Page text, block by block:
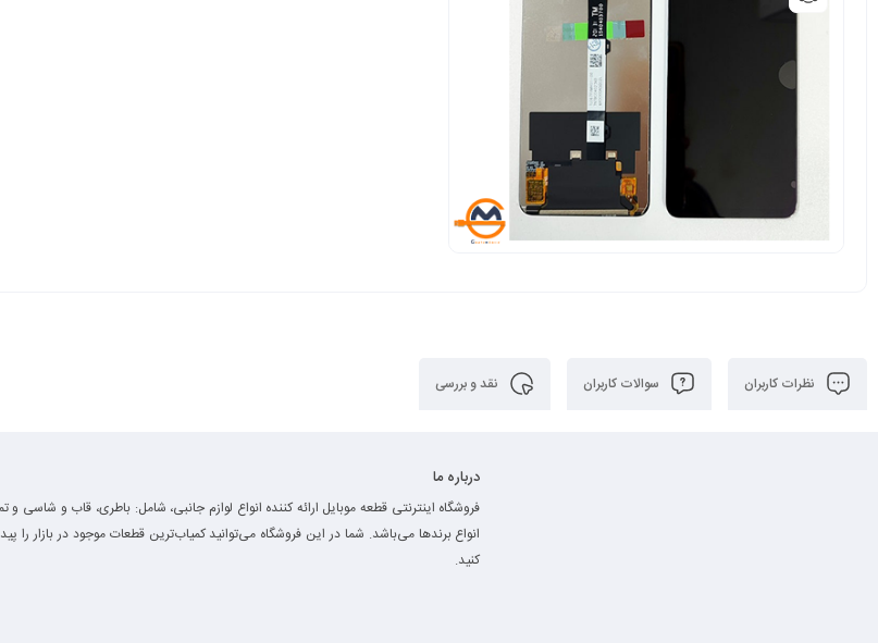
نظرات کاربران سوالات کاربران نقد و بررسی
درباره ما
فروشگاه اینترنتی قطعه موبایل ارائه کننده انواع لوازم جانبی، شامل: باطری، قاب و شاسی
انواع برند‌ها می‌باشد. شما در این فروشگاه می‌توانید کمیاب‌ترین قطعات موجود در بازار را
کنید.